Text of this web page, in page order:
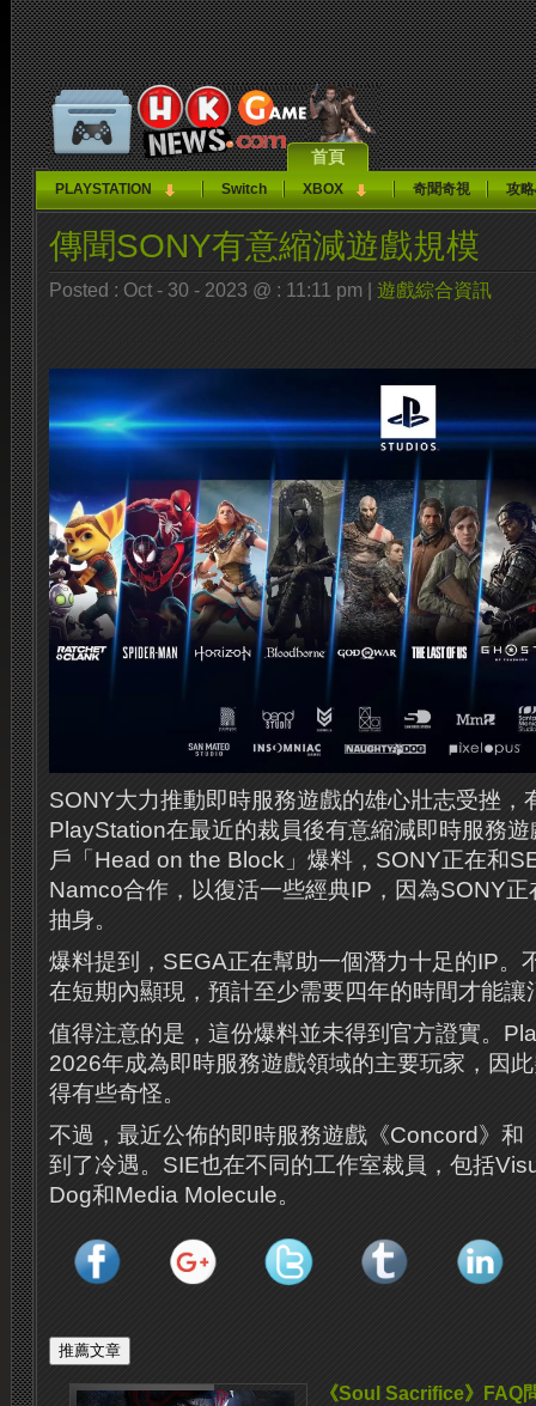
首頁
PLAYSTATION Switch XBOX 奇聞奇視 攻
傳聞SONY有意縮減遊戲規模
Posted : Oct - 30 - 2023 @ : 11:11 pm | 遊戲綜合資訊
SONY大力推動即時服務遊戲的雄心壯志受挫，
PlayStation在最近的裁員後有意縮減即時服務
戶「Head on the Block」爆料，SONY正在和
Namco合作，以復活一些經典IP，因為SONY
抽身。
爆料提到，SEGA正在幫助一個潛力十足的IP。
在短期內顯現，預計至少需要四年的時間才能讓
值得注意的是，這份爆料並未得到官方證實。
2026年成為即時服務遊戲領域的主要玩家，因
得有些奇怪。
不過，最近公佈的即時服務遊戲《Concord》和
到了冷遇。SIE也在不同的工作室裁員，包括
Dog和Media Molecule。
《Soul Sacrifice》FAQ